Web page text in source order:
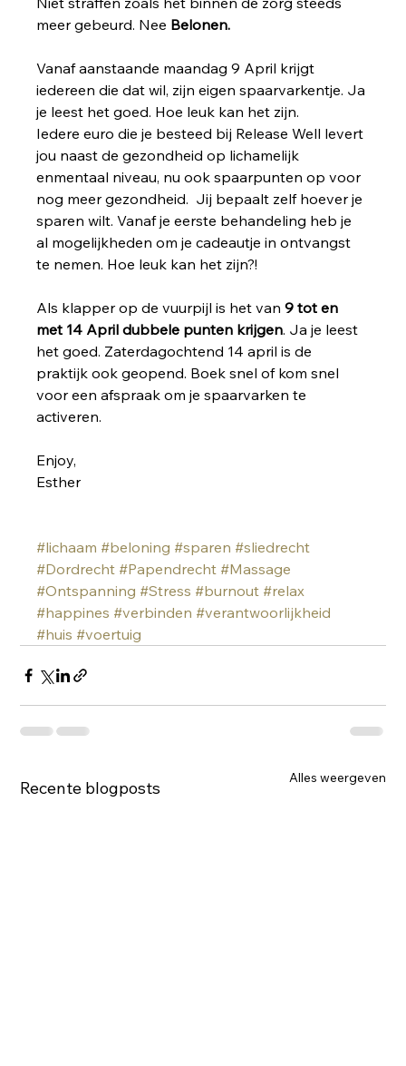
meer gebeurd. Nee Belonen.
Vanaf aanstaande maandag 9 April krijgt
iedereen die dat wil, zijn eigen spaarvarkentje. Ja
je leest het goed. Hoe leuk kan het zijn.
Iedere euro die je besteed bij Release Well levert
jou naast de gezondheid op lichamelijk
enmentaal niveau, nu ook spaarpunten op voor
nog meer gezondheid.  Jij bepaalt zelf hoever je
sparen wilt. Vanaf je eerste behandeling heb je
al mogelijkheden om je cadeautje in ontvangst
te nemen. Hoe leuk kan het zijn?!
Als klapper op de vuurpijl is het van 9 tot en
met 14 April dubbele punten krijgen. Ja je leest
het goed. Zaterdagochtend 14 april is de
praktijk ook geopend. Boek snel of kom snel
voor een afspraak om je spaarvarken te
activeren.
Enjoy,
Esther
#lichaam #beloning #sparen #sliedrecht
#Dordrecht #Papendrecht #Massage
#Ontspanning #Stress #burnout #relax
#happines #verbinden #verantwoorlijkheid
#huis #voertuig
Recente blogposts Alles weergeven